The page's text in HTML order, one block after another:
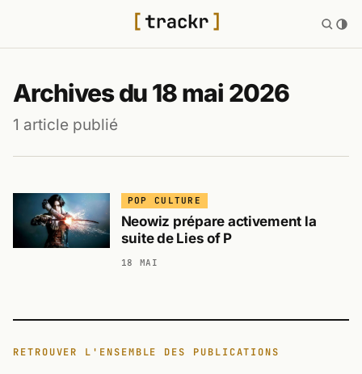
Archives du 18 mai 2026
1 article publié
POP CULTURE
Neowiz prépare activement la
suite de Lies of P
18 MAI
RETROUVER L'ENSEMBLE DES PUBLICATIONS